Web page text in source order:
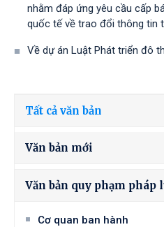
nhằm đáp ứng yêu cầu cấp
quốc tế về trao đổi thông tin
Về dự án Luật Phát triển đô
Tất cả văn bản
Văn bản mới
Văn bản quy phạm pháp
Cơ quan ban hành